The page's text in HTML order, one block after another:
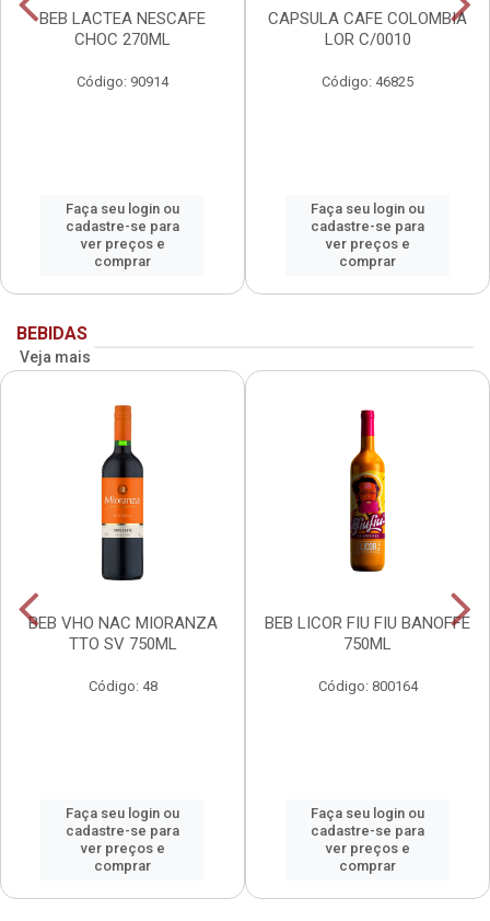
BEB LACTEA NESCAFE
CHOC 270ML
Código: 90914
Faça seu login ou
cadastre-se para
ver preços e
comprar
CAPSULA CAFE COLOMBIA
LOR C/0010
Código: 46825
Faça seu login ou
cadastre-se para
ver preços e
comprar
BEBIDAS
Veja mais
BEB VHO NAC MIORANZA
TTO SV 750ML
Código: 48
Faça seu login ou
cadastre-se para
ver preços e
comprar
BEB LICOR FIU FIU BANOFFE
750ML
Código: 800164
Faça seu login ou
cadastre-se para
ver preços e
comprar